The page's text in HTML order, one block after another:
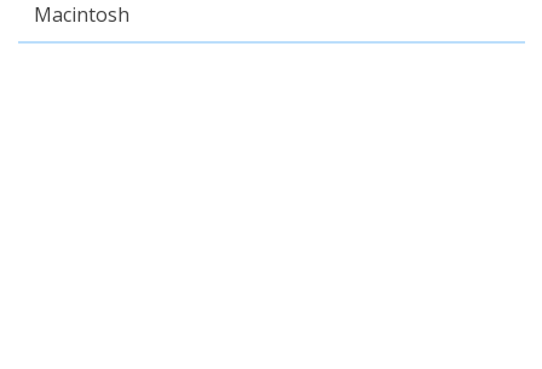
Macintosh